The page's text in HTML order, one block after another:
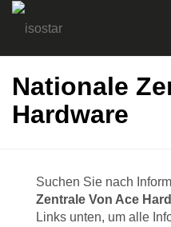
Nationale
Hardware
Suchen Sie nach
Zentrale Von Ace
Links unten, um alle